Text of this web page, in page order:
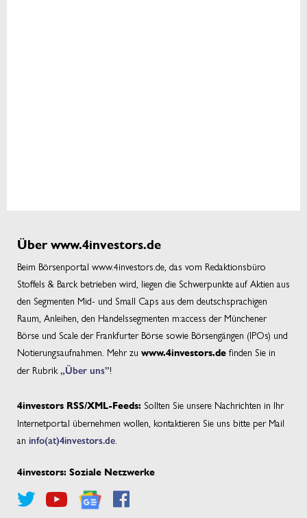
Über www.4investors.de
Beim Börsenportal www.4investors.de, das vom Redaktionsbüro
Stoffels & Barck betrieben wird, liegen die Schwerpunkte auf Aktien aus
den Segmenten Mid- und Small Caps aus dem deutschsprachigen
Raum, Anleihen, den Handelssegmenten m:access der Münchener
Börse und Scale der Frankfurter Börse sowie Börsengängen (IPOs) und
Notierungsaufnahmen. Mehr zu www.4investors.de finden Sie in
der Rubrik „Über uns”!
4investors RSS/XML-Feeds: Sollten Sie unsere Nachrichten in Ihr
Internetportal übernehmen wollen, kontaktieren Sie uns bitte per Mail
an info(at)4investors.de
4investors: Soziale Netzwerke